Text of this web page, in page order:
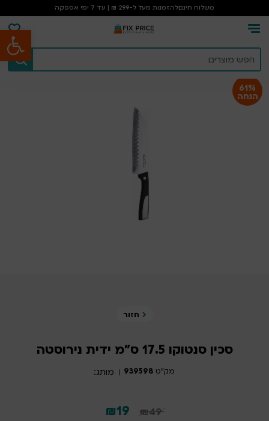
פתח סרגל נגישות
משלוח חינםלהזמנות מעל ל-299 ₪ | עד 7 ימי אספקה
עמוד הבית/קמפינג וטיולים/אחרים/סכין סנטוקו 17.5 ס”מ ידית נירוסטה
חזור
סכין סנטוקו 17.5 ס"מ ידית נירוסטה
מק"ט 939598 מותג:
49
₪
המחיר
19
₪
61%
הנחה